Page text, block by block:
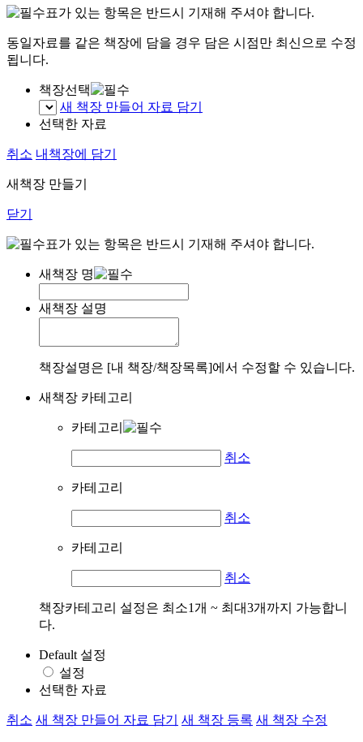
표가 있는 항목은 반드시 기재해 주셔야 합니다.
동일자료를 같은 책장에 담을 경우 담은 시점만 최신으로 수정
됩니다.
책장선택
새 책장 만들어 자료 담기
선택한 자료
취소 내책장에 담기
새책장 만들기
닫기
표가 있는 항목은 반드시 기재해 주셔야 합니다.
새책장 명
새책장 설명
책장설명은 [내 책장/책장목록]에서 수정할 수 있습니다.
새책장 카테고리
카테고리
취소
카테고리
취소
카테고리
취소
책장카테고리 설정은 최소1개 ~ 최대3개까지 가능합니
다.
Default 설정
설정
선택한 자료
취소 새 책장 만들어 자료 담기 새 책장 등록 새 책장 수정